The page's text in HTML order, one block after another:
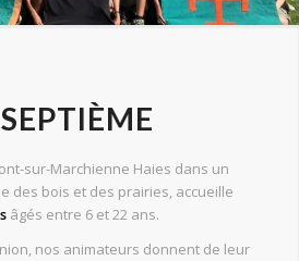
sur-Marchienne Haies dans un
des bois et des prairies, accueille
âgés entre 6 et 22 ans.
nos animateurs donnent de leur